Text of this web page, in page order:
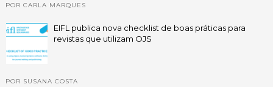
POR CARLA MARQUES
EIFL publica nova checklist de boas práticas para
revistas que utilizam OJS
POR SUSANA COSTA